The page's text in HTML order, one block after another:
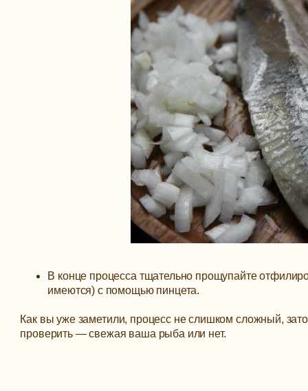
В конце процесса тщательно прощупайте
имеются) с помощью пинцета.
Как вы уже заметили, процесс не слишком сложный,
проверить — свежая ваша рыба или нет.